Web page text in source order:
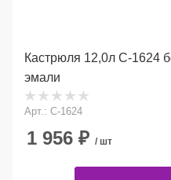
Кастрюля 12,0л С-1624 без рис. Лысьвенские
эмали
Арт.: С-1624
1 956 ₽ / шт